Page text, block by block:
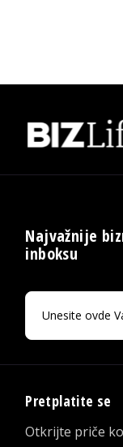
Najvažnije
inboksu
Pretplatite se
Otkrijte priče